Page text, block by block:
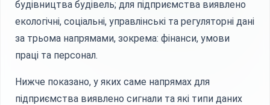
будівництва будівель; для підприємства виявлено
екологічні, соціальні, управлінські та регуляторні дані
за трьома напрямами, зокрема: фінанси, умови
праці та персонал.
Нижче показано, у яких саме напрямах для
підприємства виявлено сигнали та які типи даних